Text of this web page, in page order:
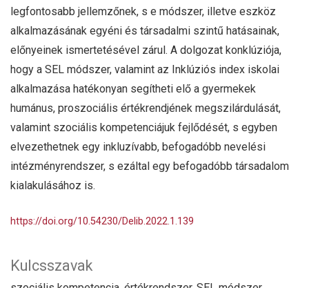
Kulcsszavak
legfontosabb jellemzőnek, s e módszer, illetve eszköz
alkalmazásának egyéni és társadalmi szintű hatásainak,
előnyeinek ismertetésével zárul. A dolgozat konklúziója,
hogy a SEL módszer, valamint az Inklúziós index iskolai
alkalmazása hatékonyan segítheti elő a gyermekek
humánus, proszociális értékrendjének megszilárdulását,
valamint szociális kompetenciájuk fejlődését, s egyben
elvezethetnek egy inkluzívabb, befogadóbb nevelési
intézményrendszer, s ezáltal egy befogadóbb társadalom
kialakulásához is.
https://doi.org/10.54230/Delib.2022.1.139